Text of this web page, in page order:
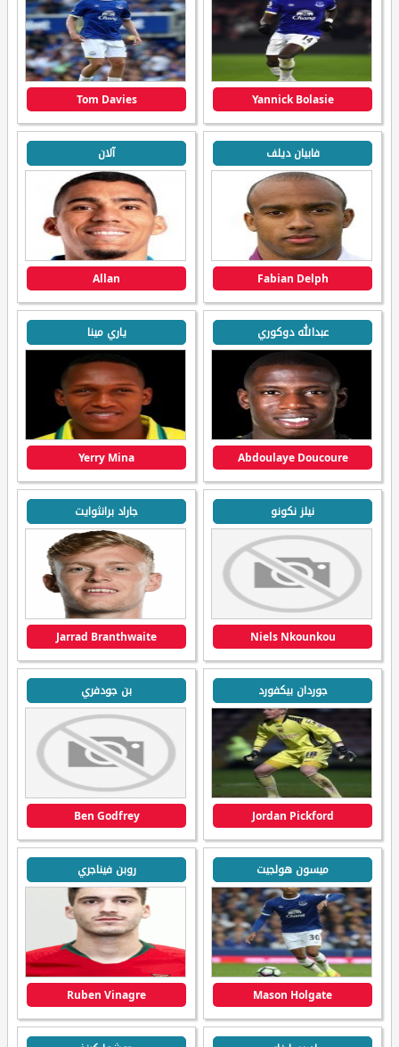
Yannick Bolasie
Tom Davies
فابيان ديلف
Fabian Delph
آلان
Allan
عبدالله دوكوري
Abdoulaye Doucoure
ياري مينا
Yerry Mina
نيلز نكونو
Niels Nkounkou
جاراد برانثوايت
Jarrad Branthwaite
جوردان بيكفورد
Jordan Pickford
بن جودفري
Ben Godfrey
ميسون هولجيت
Mason Holgate
روبن فيناجري
Ruben Vinagre